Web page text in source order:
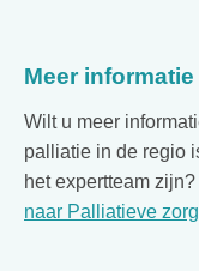
Meer
Wilt u meer
palliatie in de regio
het expertteam
naar Palliatieve zorg